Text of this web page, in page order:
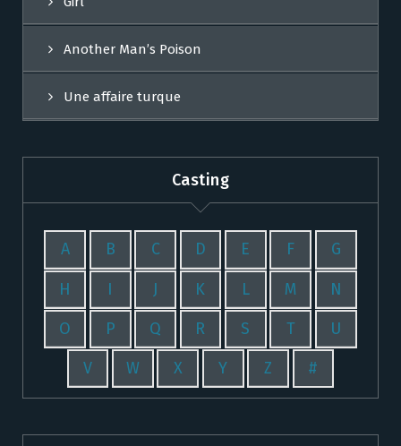
Another Man’s Poison
Une affaire turque
Casting
A B C D E F G
H I J K L M N
O P Q R S T U
V W X Y Z #